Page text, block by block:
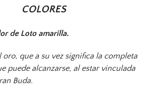
COLORES
de Loto amarilla.
oro, que a su vez significa la completa
puede alcanzarse, al estar vinculada
Buda.